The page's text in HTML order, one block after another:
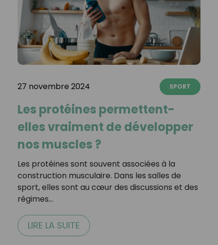
27 novembre 2024 SPORT
Les protéines permettent-
elles vraiment de développer
nos muscles ?
Les protéines sont souvent associées à la
construction musculaire. Dans les salles de
sport, elles sont au cœur des discussions et des
régimes…
LIRE LA SUITE